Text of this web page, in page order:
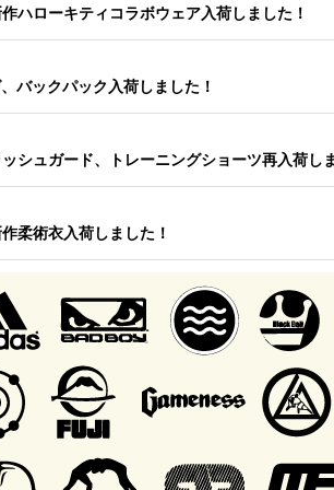
ハローキティコラボウェア入荷しました！
バックパック入荷しました！
シュガード、トレーニングショーツ再入荷し
柔術衣入荷しました！